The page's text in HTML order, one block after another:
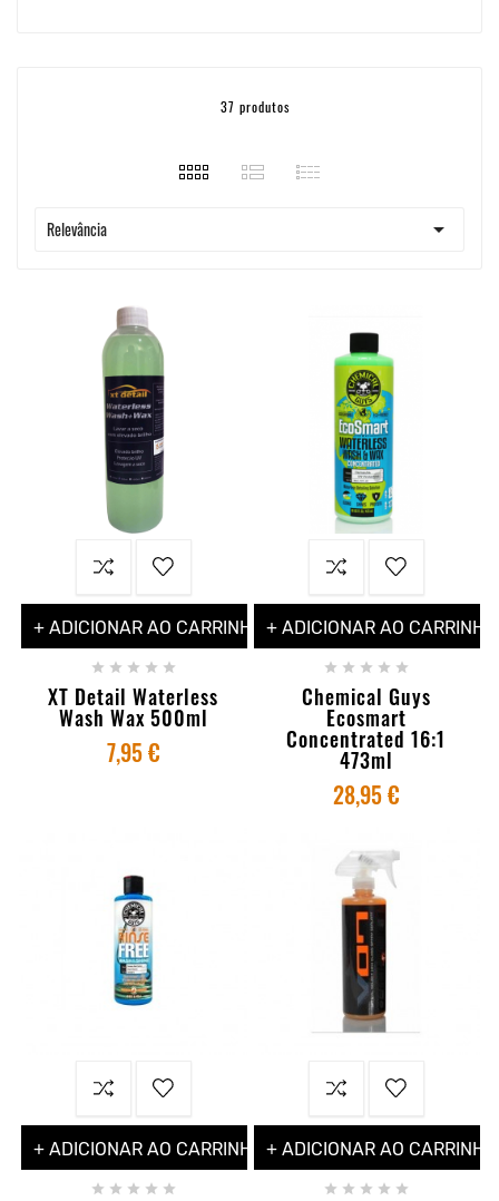
37 produtos
Relevância 
+ ADICIONAR AO CARRINHO
    
XT Detail Waterless
Wash Wax 500ml
7,95 €
+ ADICIONAR AO CARRINHO
    
Chemical Guys
Ecosmart
Concentrated 16:1
473ml
28,95 €
+ ADICIONAR AO CARRINHO
    
+ ADICIONAR AO CARRINHO
    